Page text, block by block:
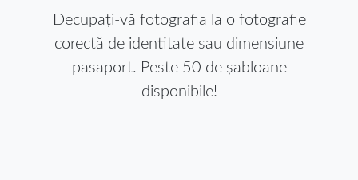
Decupați-vă fotografia la o fotografie
corectă de identitate sau dimensiune
pasaport. Peste 50 de șabloane
disponibile!